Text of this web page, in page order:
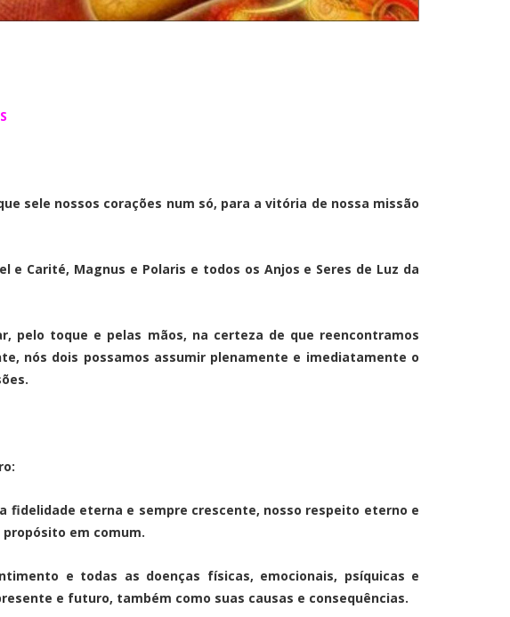
sele nossos corações num só, para a vitória de nossa missão
e Carité, Magnus e Polaris e todos os Anjos e Seres de Luz da
pelo toque e pelas mãos, na certeza de que reencontramos
nós dois possamos assumir plenamente e imediatamente o
fidelidade eterna e sempre crescente, nosso respeito eterno e
em comum.
e todas as doenças físicas, emocionais, psíquicas e
e futuro, também como suas causas e consequências.